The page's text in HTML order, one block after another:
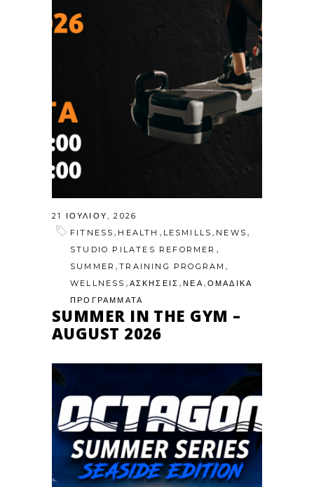
21 ΙΟΥΛΊΟΥ, 2026
FITNESS
HEALTH LESMILLS NEWS
STUDIO PILATES REFORMER
SUMMER ,TRAINING PROGRAM
WELLNESS ΑΣΚΗΣΕΙΣ ,ΝΕΑ ΟΜΑΔΙΚΑ
ΠΡΟΓΡΑΜΜΑΤΑ
SUMMER IN THE GYM –
AUGUST 2026